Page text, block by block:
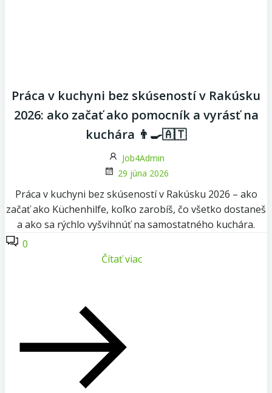
Práca v kuchyni bez skúseností v Rakúsku
2026: ako začať ako pomocník a vyrásť na
kuchára 👨‍🍳🇦🇹
Job4Admin
29 júna 2026
Práca v kuchyni bez skúseností v Rakúsku 2026 – ako
začať ako Küchenhilfe, koľko zarobíš, čo všetko dostaneš
a ako sa rýchlo vyšvihnúť na samostatného kuchára.
0
Čítať viac